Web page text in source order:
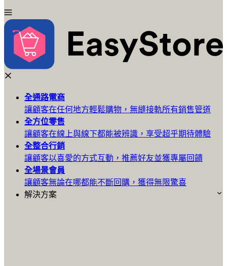
全通路電商
讓顧客在任何地方輕鬆購物，無縫接軌所有銷售管道
全方位零售
讓顧客在線上與線下都能被辨識，享受超乎期待體驗
全整合行銷
讓顧客以喜愛的方式互動，推薦好友並獲專屬回饋
全場景會員
讓顧客無論在哪都能不斷回購，獲得無限驚喜
解決方案